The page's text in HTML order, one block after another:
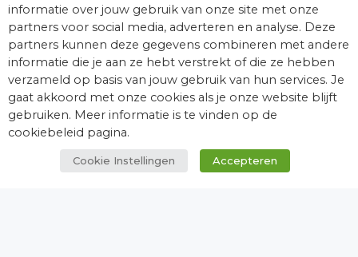
informatie over jouw gebruik van onze site met onze
partners voor social media, adverteren en analyse. Deze
partners kunnen deze gegevens combineren met andere
informatie die je aan ze hebt verstrekt of die ze hebben
verzameld op basis van jouw gebruik van hun services. Je
gaat akkoord met onze cookies als je onze website blijft
gebruiken. Meer informatie is te vinden op de
cookiebeleid pagina.
Cookie Instellingen Accepteren